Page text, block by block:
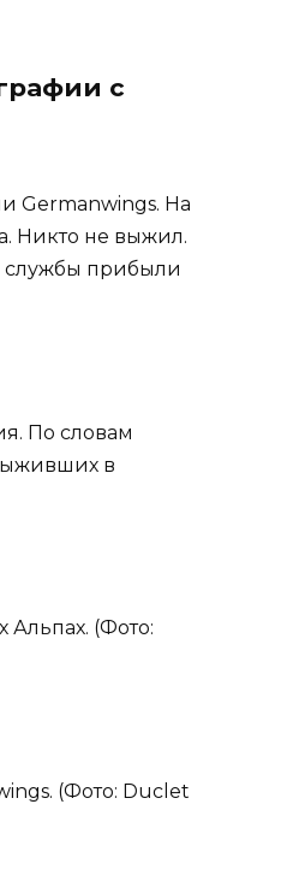
с
Germanwings. На
Никто не выжил.
службы прибыли
По словам
в
Альпах. (Фото:
(Фото: Duclet